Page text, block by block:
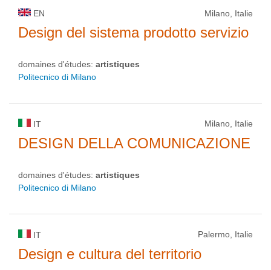
EN Milano, Italie
Design del sistema prodotto servizio
domaines d'études: artistiques
Politecnico di Milano
IT Milano, Italie
DESIGN DELLA COMUNICAZIONE
domaines d'études: artistiques
Politecnico di Milano
IT Palermo, Italie
Design e cultura del territorio